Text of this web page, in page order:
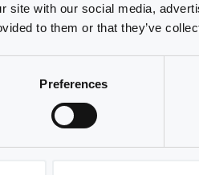
site with our social media,
to them or that they’ve
Preferences